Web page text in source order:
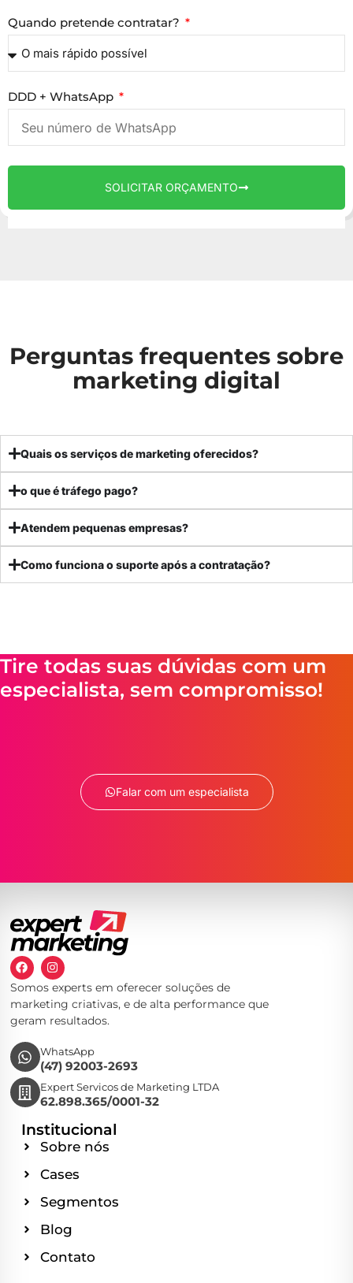
Quando pretende contratar?
DDD + WhatsApp
SOLICITAR ORÇAMENTO
Perguntas frequentes sobre
marketing digital
Quais os serviços de marketing oferecidos?
o que é tráfego pago?
Atendem pequenas empresas?
Como funciona o suporte após a contratação?
Tire todas suas dúvidas com um
especialista, sem compromisso!
Falar com um especialista
Somos experts em oferecer soluções de
marketing criativas, e de alta performance que
geram resultados.
WhatsApp
(47) 92003-2693
Expert Servicos de Marketing LTDA
62.898.365/0001-32
Institucional
Sobre nós
Cases
Segmentos
Blog
Contato